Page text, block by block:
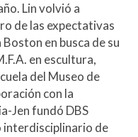
Lin volvió a
de las expectativas
en busca de su
en escultura,
del Museo de
con la
Jen fundó DBS
de